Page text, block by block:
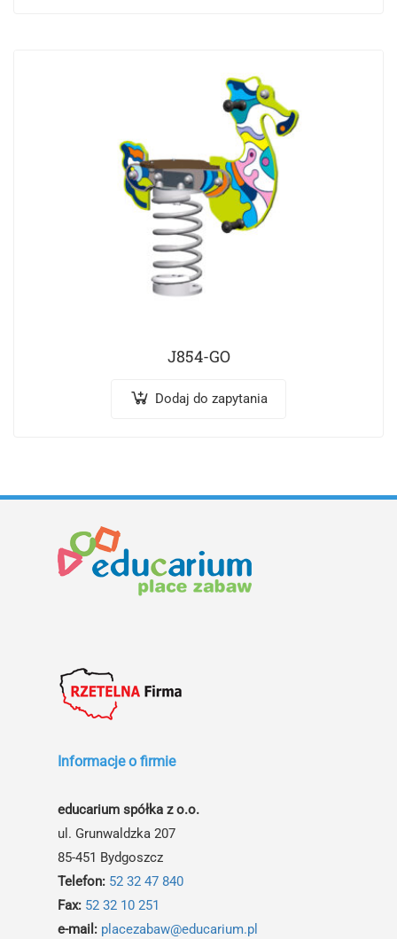
J854-GO
Dodaj do zapytania
Informacje o firmie
educarium spółka z o.o.
ul. Grunwaldzka 207
85-451 Bydgoszcz
Telefon: 52 32 47 840
Fax: 52 32 10 251
e-mail: placezabaw@educarium.pl